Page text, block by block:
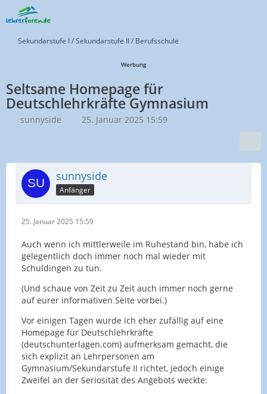
Sekundarstufe I / Sekundarstufe II / Berufsschule
Werbung
Seltsame Homepage für
Deutschlehrkräfte Gymnasium
sunnyside 25. Januar 2025 15:59
sunnyside
Anfänger
25. Januar 2025 15:59
Auch wenn ich mittlerweile im Ruhestand bin, habe ich
gelegentlich doch immer noch mal wieder mit
Schuldingen zu tun.
(Und schaue von Zeit zu Zeit auch immer noch gerne
auf eurer informativen Seite vorbei.)
Vor einigen Tagen wurde ich eher zufällig auf eine
Homepage für Deutschlehrkräfte
(deutschunterlagen.com) aufmerksam gemacht, die
sich explizit an Lehrpersonen am
Gymnasium/Sekundarstufe II richtet, jedoch einige
Zweifel an der Seriosität des Angebots weckte: